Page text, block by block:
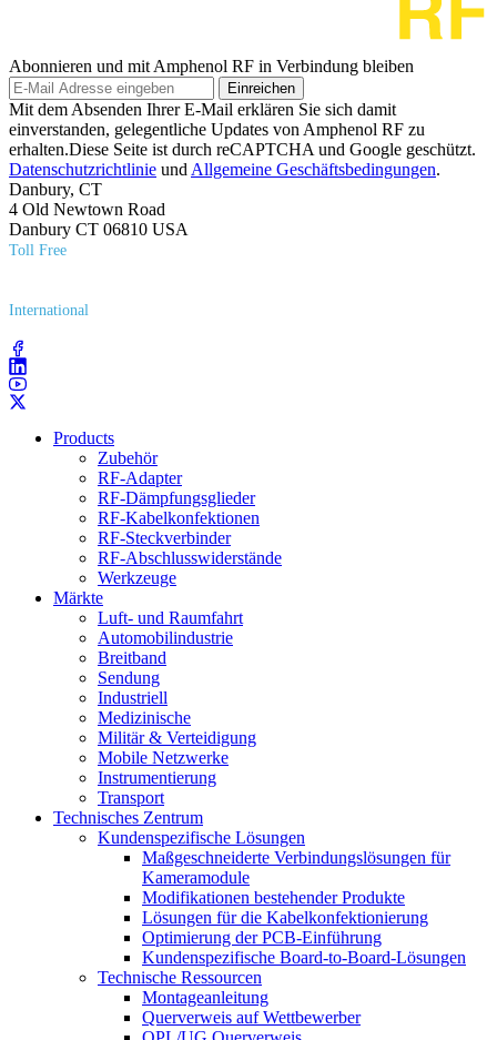
Abonnieren und mit Amphenol RF in Verbindung bleiben
Einreichen
Mit dem Absenden Ihrer E-Mail erklären Sie sich damit
einverstanden, gelegentliche Updates von Amphenol RF zu
erhalten.Diese Seite ist durch reCAPTCHA und Google geschützt.
Datenschutzrichtlinie und Allgemeine Geschäftsbedingungen.
Danbury, CT
4 Old Newtown Road
Danbury CT 06810 USA
Toll Free
International
Products
Zubehör
RF-Adapter
RF-Dämpfungsglieder
RF-Kabelkonfektionen
RF-Steckverbinder
RF-Abschlusswiderstände
Werkzeuge
Märkte
Luft- und Raumfahrt
Automobilindustrie
Breitband
Sendung
Industriell
Medizinische
Militär & Verteidigung
Mobile Netzwerke
Instrumentierung
Transport
Technisches Zentrum
Kundenspezifische Lösungen
Maßgeschneiderte Verbindungslösungen für
Kameramodule
Modifikationen bestehender Produkte
Lösungen für die Kabelkonfektionierung
Optimierung der PCB-Einführung
Kundenspezifische Board-to-Board-Lösungen
Technische Ressourcen
Montageanleitung
Querverweis auf Wettbewerber